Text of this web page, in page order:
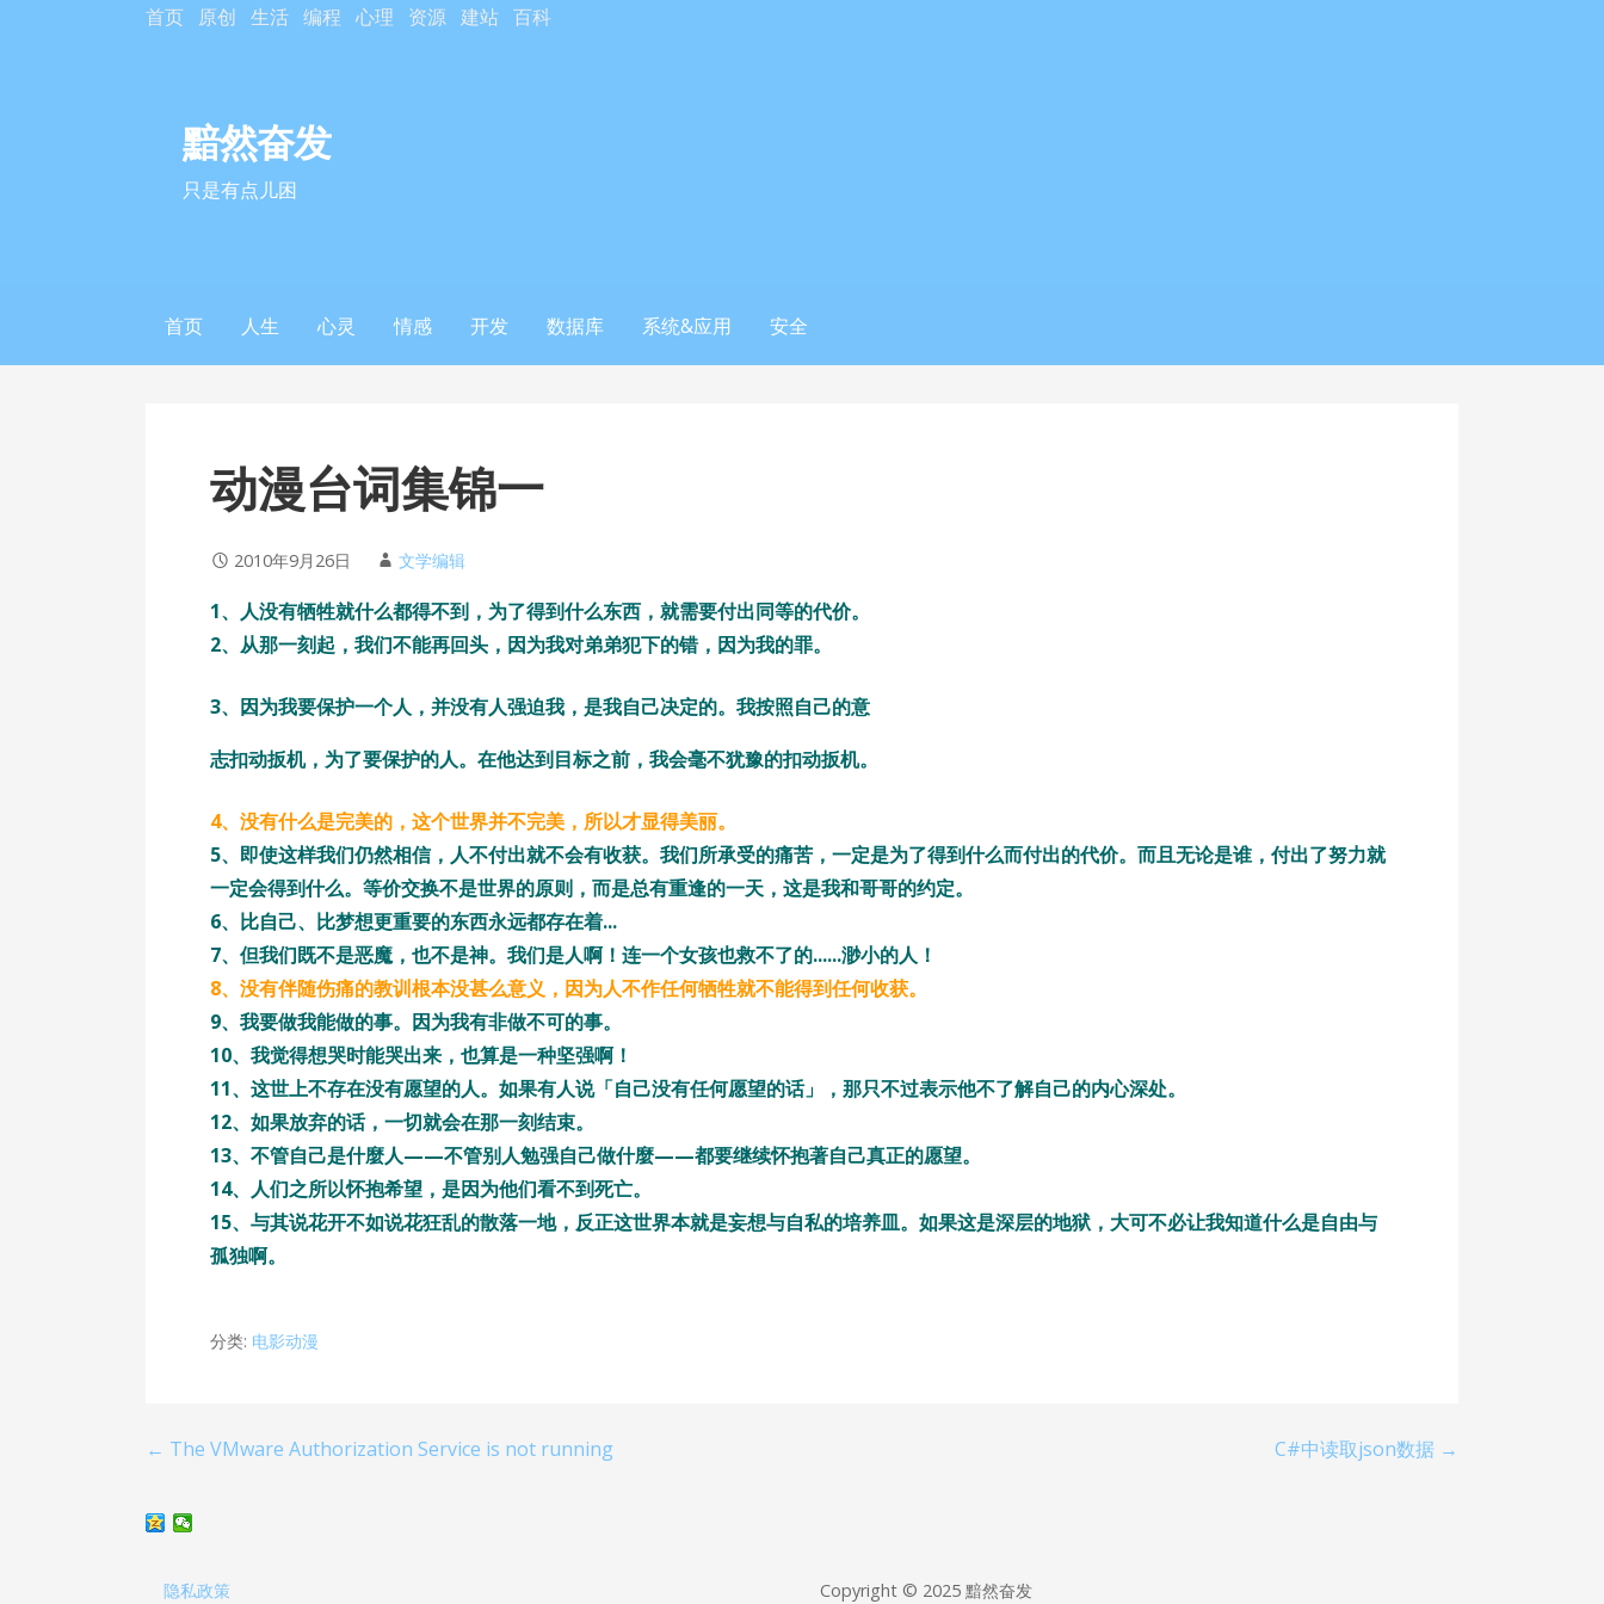
首页 原创 生活 编程 心理 资源 建站 百科
黯然奋发
只是有点儿困
首页 人生 心灵 情感 开发 数据库 系统&应用 安全
动漫台词集锦一
2010年9月26日 文学编辑
1、人没有牺牲就什么都得不到，为了得到什么东西，就需要付出同等的代价。
2、从那一刻起，我们不能再回头，因为我对弟弟犯下的错，因为我的罪。
3、因为我要保护一个人，并没有人强迫我，是我自己决定的。我按照自己的意
志扣动扳机，为了要保护的人。在他达到目标之前，我会毫不犹豫的扣动扳机。
4、没有什么是完美的，这个世界并不完美，所以才显得美丽。
5、即使这样我们仍然相信，人不付出就不会有收获。我们所承受的痛苦，一定是为了得到什么而付出的代价。而且无论是谁，付出了努力就
一定会得到什么。等价交换不是世界的原则，而是总有重逢的一天，这是我和哥哥的约定。
6、比自己、比梦想更重要的东西永远都存在着...
7、但我们既不是恶魔，也不是神。我们是人啊！连一个女孩也救不了的......渺小的人！
8、没有伴随伤痛的教训根本没甚么意义，因为人不作任何牺牲就不能得到任何收获。
9、我要做我能做的事。因为我有非做不可的事。
10、我觉得想哭时能哭出来，也算是一种坚强啊！
11、这世上不存在没有愿望的人。如果有人说「自己没有任何愿望的话」，那只不过表示他不了解自己的内心深处。
12、如果放弃的话，一切就会在那一刻结束。
13、不管自己是什麼人——不管别人勉强自己做什麼——都要继续怀抱著自己真正的愿望。
14、人们之所以怀抱希望，是因为他们看不到死亡。
15、与其说花开不如说花狂乱的散落一地，反正这世界本就是妄想与自私的培养皿。如果这是深层的地狱，大可不必让我知道什么是自由与
孤独啊。
分类: 电影动漫
文
章
← The VMware Authorization Service is not running C#中读取json数据 →
隐私政策 Copyright © 2025 黯然奋发